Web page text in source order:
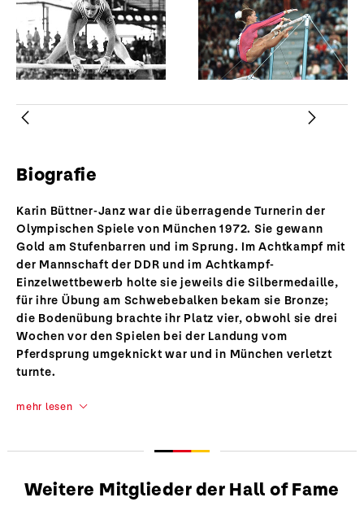
Biografie
Karin Büttner-Janz war die überragende Turnerin der
Olympischen Spiele von München 1972. Sie gewann
Gold am Stufenbarren und im Sprung. Im Achtkampf mit
der Mannschaft der DDR und im Achtkampf-
Einzelwettbewerb holte sie jeweils die Silbermedaille,
für ihre Übung am Schwebebalken bekam sie Bronze;
die Bodenübung brachte ihr Platz vier, obwohl sie drei
Wochen vor den Spielen bei der Landung vom
Pferdsprung umgeknickt war und in München verletzt
turnte.
mehr lesen
Weitere Mitglieder der Hall of Fame